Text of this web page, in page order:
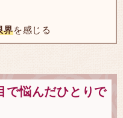
界を感じる
で悩んだひとりで